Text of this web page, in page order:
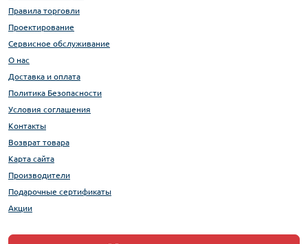
Правила торговли
Проектирование
Сервисное обслуживание
О нас
Доставка и оплата
Политика Безопасности
Условия соглашения
Контакты
Возврат товара
Карта сайта
Производители
Подарочные сертификаты
Акции